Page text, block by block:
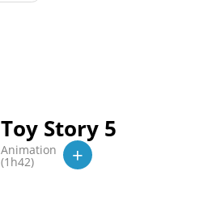
Toy Story 5
Animation
(1h42) +